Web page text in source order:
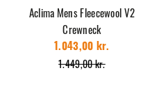
Aclima Mens Fleecewool V2
Crewneck
1.449,00 kr.
1.043,00 kr.